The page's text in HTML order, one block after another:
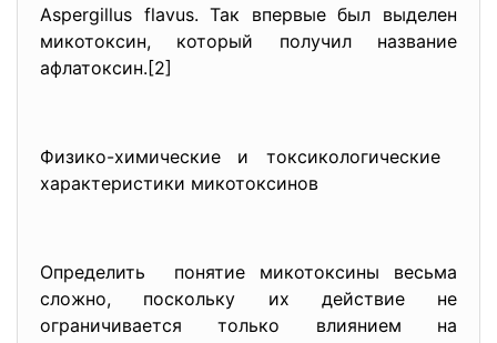
Aspergillus flavus. Так впервые был выделен
микотоксин, который получил название
афлатоксин.[2]
Физико-химические и токсикологические
характеристики микотоксинов
Определить понятие микотоксины весьма
сложно, поскольку их действие не
ограничивается только влиянием на